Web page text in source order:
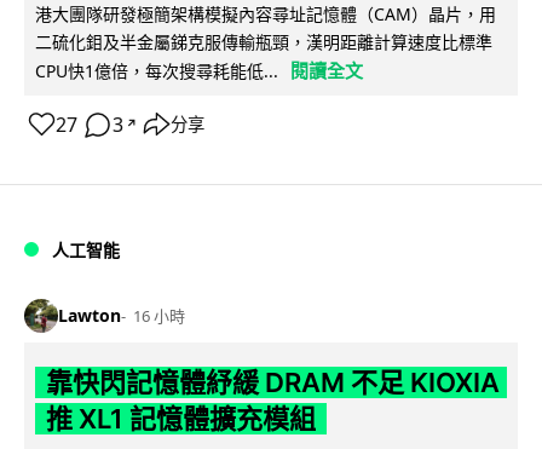
港大團隊研發極簡架構模擬內容尋址記憶體（CAM）晶片，用
二硫化鉬及半金屬銻克服傳輸瓶頸，漢明距離計算速度比標準
CPU快1億倍，每次搜尋耗能低...
閱讀全文
27 3 ↗ 分享
人工智能
Lawton 16 小時
靠快閃記憶體紓緩 DRAM 不足 KIOXIA
推 XL1 記憶體擴充模組